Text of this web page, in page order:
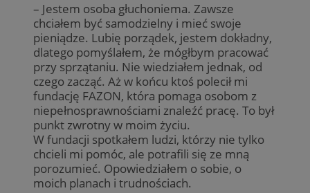
– Jestem osoba głuchoniema. Zawsze
chciałem być samodzielny i mieć swoje
pieniądze. Lubię porządek, jestem dokładny,
dlatego pomyślałem, że mógłbym pracować
przy sprzątaniu. Nie wiedziałem jednak, od
czego zacząć. Aż w końcu ktoś polecił mi
fundację FAZON, która pomaga osobom z
niepełnosprawnościami znaleźć pracę. To był
punkt zwrotny w moim życiu.
W fundacji spotkałem ludzi, którzy nie tylko
chcieli mi pomóc, ale potrafili się ze mną
porozumieć. Opowiedziałem o sobie, o
moich planach i trudnościach.